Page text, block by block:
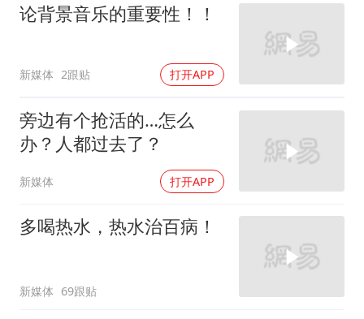
论背景音乐的重要性！！
新媒体 2跟贴 打开APP
旁边有个抢活的…怎么
办？人都过去了？
新媒体 打开APP
多喝热水，热水治百病！
新媒体 69跟贴